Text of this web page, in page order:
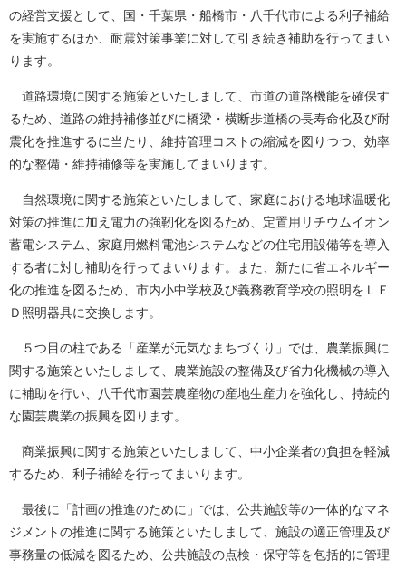
の経営支援として、国・千葉県・船橋市・八千代市による利子補給
を実施するほか、耐震対策事業に対して引き続き補助を行ってまい
ります。
道路環境に関する施策といたしまして、市道の道路機能を確保す
るため、道路の維持補修並びに橋梁・横断歩道橋の長寿命化及び耐
震化を推進するに当たり、維持管理コストの縮減を図りつつ、効率
的な整備・維持補修等を実施してまいります。
自然環境に関する施策といたしまして、家庭における地球温暖化
対策の推進に加え電力の強靭化を図るため、定置用リチウムイオン
蓄電システム、家庭用燃料電池システムなどの住宅用設備等を導入
する者に対し補助を行ってまいります。また、新たに省エネルギー
化の推進を図るため、市内小中学校及び義務教育学校の照明をＬＥ
Ｄ照明器具に交換します。
５つ目の柱である「産業が元気なまちづくり」では、農業振興に
関する施策といたしまして、農業施設の整備及び省力化機械の導入
に補助を行い、八千代市園芸農産物の産地生産力を強化し、持続的
な園芸農業の振興を図ります。
商業振興に関する施策といたしまして、中小企業者の負担を軽減
するため、利子補給を行ってまいります。
最後に「計画の推進のために」では、公共施設等の一体的なマネ
ジメントの推進に関する施策といたしまして、施設の適正管理及び
事務量の低減を図るため、公共施設の点検・保守等を包括的に管理